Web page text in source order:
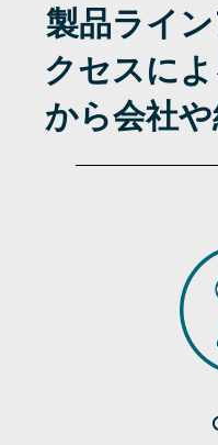
製品ライ
クセスに
から会社